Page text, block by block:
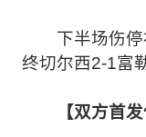
下半场伤停
终切尔西2-1富
【双方首发